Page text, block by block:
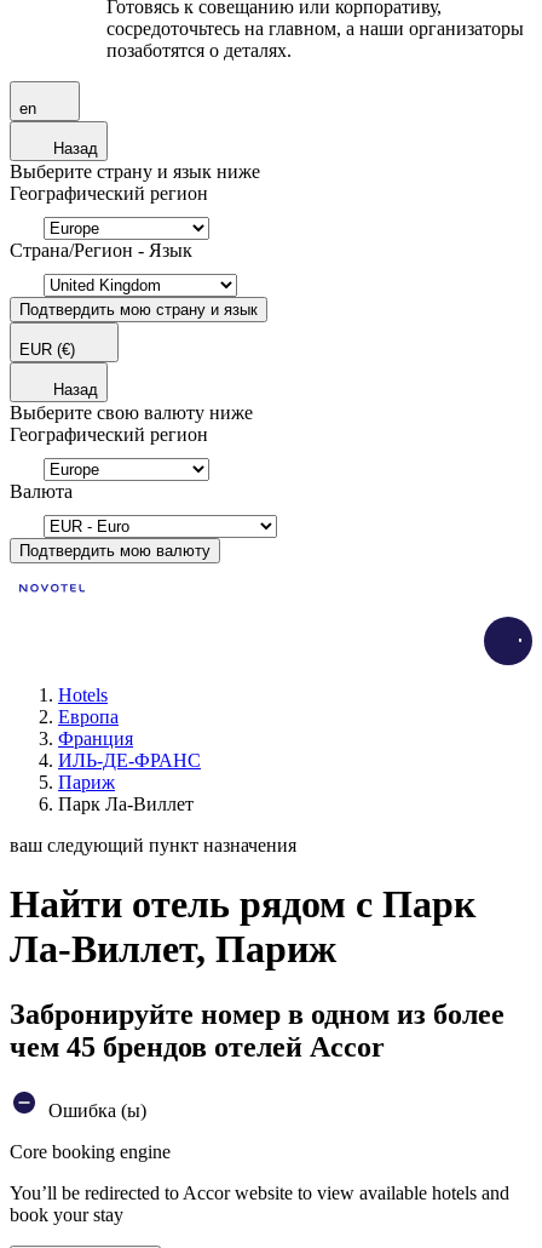
Готовясь к совещанию или корпоративу,
сосредоточьтесь на главном, а наши организаторы
позаботятся о деталях.
en
Назад
Выберите страну и язык ниже
Географический регион
Страна/Регион - Язык
Подтвердить мою страну и язык
EUR (€)
Назад
Выберите свою валюту ниже
Географический регион
Валюта
Подтвердить мою валюту
Hotels
Европа
Франция
ИЛЬ-ДЕ-ФРАНС
Париж
Парк Ла-Виллет
ваш следующий пункт назначения
Найти отель рядом с Парк
Ла-Виллет, Париж
Забронируйте номер в одном из более
чем 45 брендов отелей Accor
Ошибка (ы)
Core booking engine
You’ll be redirected to Accor website to view available hotels and
book your stay